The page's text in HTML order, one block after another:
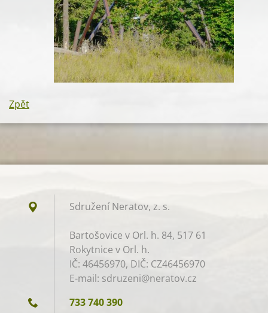
Zpět
Sdružení Neratov, z. s.​
Bartošovice v Orl. h. 84, 517 61
Rokytnice v Orl. h.
IČ: 46456970, DIČ: CZ46456970
E-mail: sdruzeni@neratov.cz
733 740 390